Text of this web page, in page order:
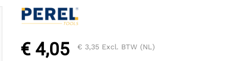
€ 4,05 € 3,35 Excl. BTW (NL)